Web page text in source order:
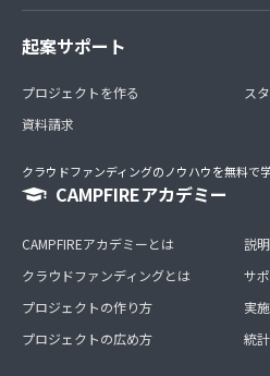
起案サポート
プロジェクトを作る
資料請求
ス
クラウドファンディングのノウハウを無料で
CAMPFIREアカデミー
CAMPFIREアカデミーとは
クラウドファンディングとは
プロジェクトの作り方
プロジェクトの広め方
説
サ
実
統